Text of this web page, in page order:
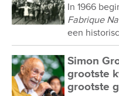
In 1966
Fabrique
een
Simon
grootste
grootste